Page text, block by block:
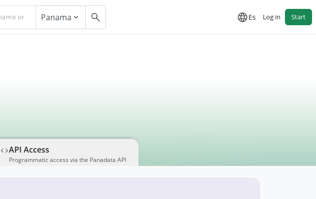
Panama Es Log in Start
API Access
Programmatic access via the Panadata API